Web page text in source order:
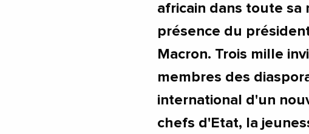
africain dans toute sa
présence du
Macron. Trois mille
membres des
international d'un
chefs d'Etat, la